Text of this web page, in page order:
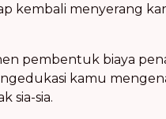
kembali menyerang
pembentuk biaya
kamu
sia-sia.